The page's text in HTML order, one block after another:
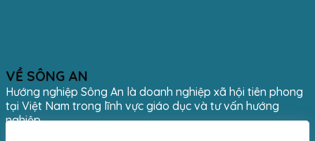
VỀ SÔNG AN
Hướng nghiệp Sông An là doanh nghiệp xã hội tiên phong
tại Việt Nam trong lĩnh vực giáo dục và tư vấn hướng
nghiệp.